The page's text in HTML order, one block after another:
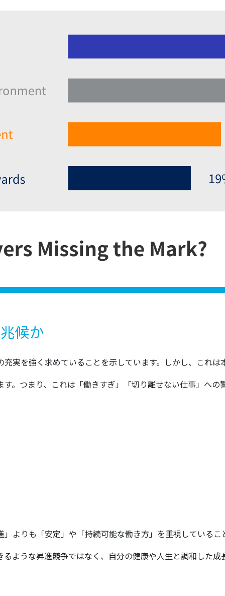
候か
実を強く求めていることを示しています。しかし、これ
。つまり、これは「働きすぎ」「切り離せない仕事」への
よりも「安定」や「持続可能な働き方」を重視しているこ
ような昇進競争ではなく、自分の健康や人生と調和した